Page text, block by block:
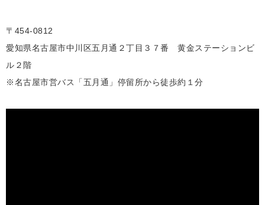
〒454-0812
愛知県名古屋市中川区五月通２丁目３７番 黄金ステーションビ
ル２階
※名古屋市営バス「五月通」停留所から徒歩約１分